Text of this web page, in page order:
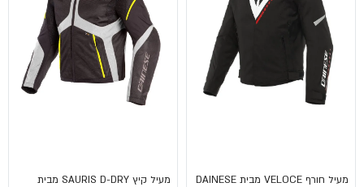
מעיל חורף VELOCE מבית DAINESE
מעיל קיץ SAURIS D-DRY מבית